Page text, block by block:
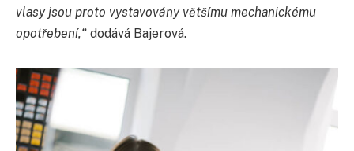
vlasy jsou proto vystavovány většímu mechanickému
opotřebení,“ dodává Bajerová.